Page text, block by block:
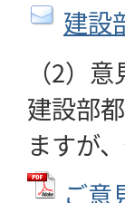
建設
（2）
建設部
ますが
ご意